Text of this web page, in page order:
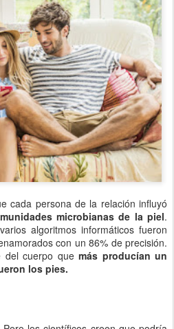
cada persona de la relación influyó
microbianas de la piel.
algoritmos informáticos fueron
con un 86% de precisión.
del cuerpo quemás producían un
los pies.